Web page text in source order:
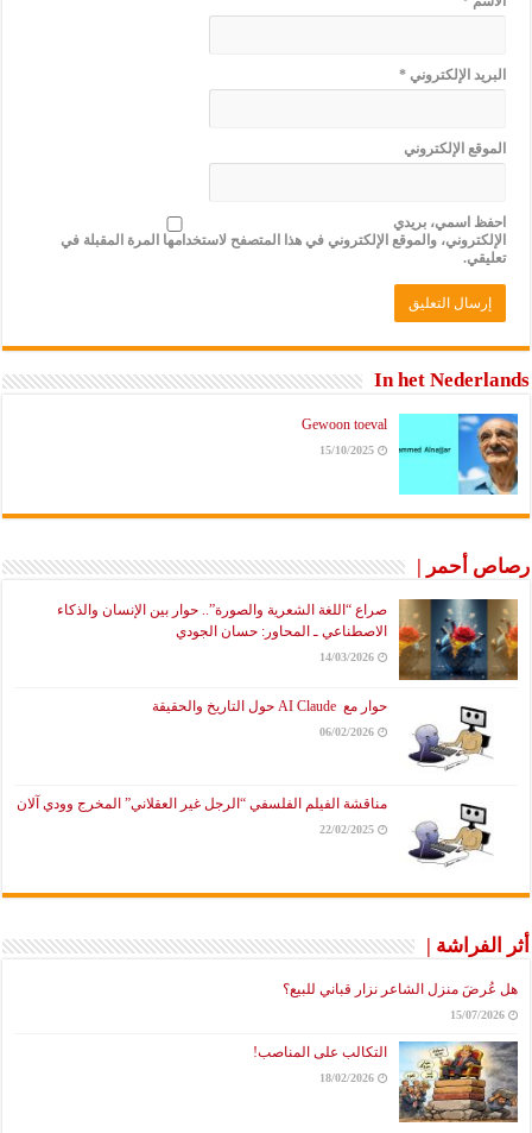
البريد الإلكتروني*
الموقع الإلكتروني
احفظ اسمي، بريدي
الإلكتروني، والموقع الإلكتروني في هذا المتصفح لاستخدامها المرة المقبلة في
تعليقي.
In het Nederlands
Gewoon toeval
15/10/2025
رصاص أحمر |
صراع “اللغة الشعرية والصورة”.. حوار بين الإنسان والذكاء
الاصطناعي ـ المحاور: حسان الجودي
14/03/2026
حوار مع AI Claude حول التاريخ والحقيقة
06/02/2026
مناقشة الفيلم الفلسفي “الرجل غير العقلاني” المخرج وودي آلان
22/02/2025
أثر الفراشة |
هل عُرضَ منزل الشاعر نزار قباني للبيع؟
15/07/2026
التكالب على المناصب!
18/02/2026